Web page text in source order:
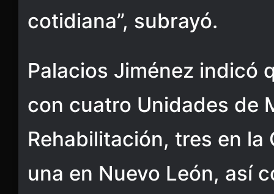
cotidiana”, subrayó.
Palacios Jiménez indicó
con cuatro Unidades de
Rehabilitación, tres en
una en Nuevo León, así